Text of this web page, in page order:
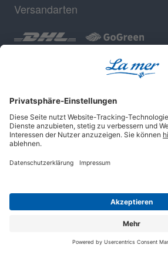
Versandarten
© 2025 La mer Cosmetics AG, Cuxhaven.
Impressum AGB
Datenschutz